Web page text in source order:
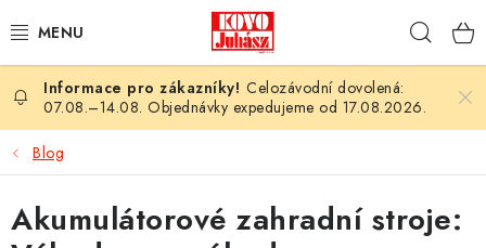
na
PLOTY A PLETIVA
LESNÍ A ZAHRADNÍ TECHNIKA
NÁŘADÍ
Celozávodní dovolená:
07.08.–14.08. Objednávky expedujeme od 17.08.2026.
Blog
Akumulátorové zahradní stroje: